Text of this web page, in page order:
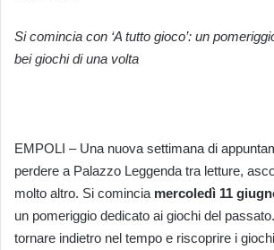
Si comincia con ‘A tutto gioco’: un
bei giochi di una volta
EMPOLI – Una nuova settimana di
perdere a Palazzo Leggenda tra letture,
molto altro. Si comincia mercoledì 11
un pomeriggio dedicato ai giochi del
tornare indietro nel tempo e riscoprire i